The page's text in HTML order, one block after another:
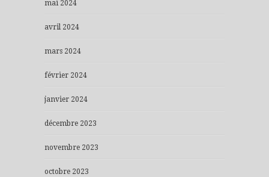
mai 2024
avril 2024
mars 2024
février 2024
janvier 2024
décembre 2023
novembre 2023
octobre 2023